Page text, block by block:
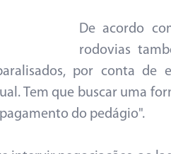
De acordo
rodovias
por conta de
Tem que buscar uma
do pedágio".